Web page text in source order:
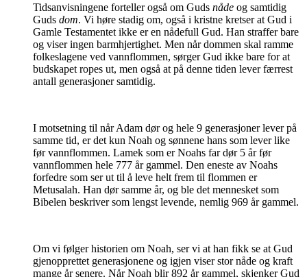
Tidsanvisningene forteller også om Guds nåde og samtidig
Guds dom. Vi høre stadig om, også i kristne kretser at Gud i
Gamle Testamentet ikke er en nådefull Gud. Han straffer bare
og viser ingen barmhjertighet. Men når dommen skal ramme
folkeslagene ved vannflommen, sørger Gud ikke bare for at
budskapet ropes ut, men også at på denne tiden lever færrest
antall generasjoner samtidig.
I motsetning til når Adam dør og hele 9 generasjoner lever på
samme tid, er det kun Noah og sønnene hans som lever like
før vannflommen. Lamek som er Noahs far dør 5 år før
vannflommen hele 777 år gammel. Den eneste av Noahs
forfedre som ser ut til å leve helt frem til flommen er
Metusalah. Han dør samme år, og ble det mennesket som
Bibelen beskriver som lengst levende, nemlig 969 år gammel.
Om vi følger historien om Noah, ser vi at han fikk se at Gud
gjenopprettet generasjonene og igjen viser stor nåde og kraft
mange år senere. Når Noah blir 892 år gammel, skjenker Gud